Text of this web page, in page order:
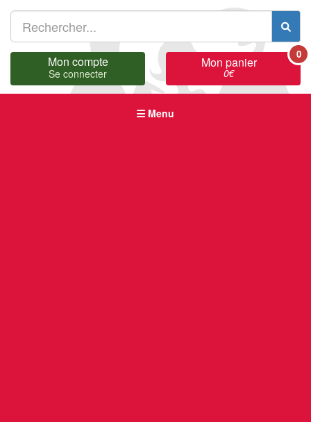
Mon compte
Se connecter
Mon panier
0€
0
Menu